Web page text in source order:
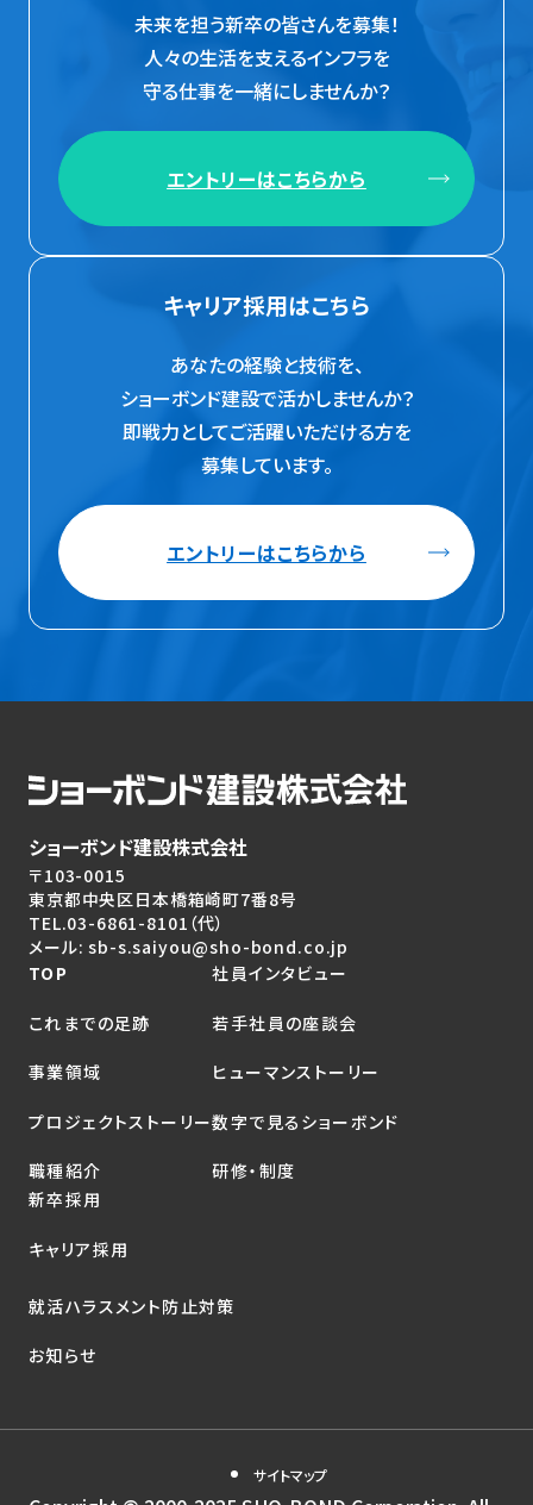
未来を担う新卒の皆さんを募集！
人々の生活を支えるインフラを
守る仕事を一緒にしませんか？
エントリーはこちらから
キャリア採用はこちら
あなたの経験と技術を、
ショーボンド建設で活かしませんか？
即戦力としてご活躍いただける方を
募集しています。
エントリーはこちらから
ショーボンド建設株式会社
〒103-0015
東京都中央区日本橋箱崎町7番8号
TEL.03-6861-8101 （代）
メール: sb-s.saiyou@sho-bond.co.jp
TOP
これまでの足跡
事業領域
プロジェクトストーリー
職種紹介
社員インタビュー
若手社員の座談会
ヒューマンストーリー
数字で見るショーボンド
研修・制度
新卒採用
キャリア採用
就活ハラスメント防止対策
お知らせ
サイトマップ